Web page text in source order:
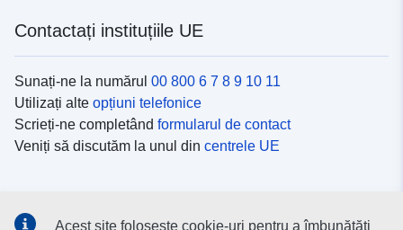
Contactați instituțiile UE
Sunați-ne la numărul 00 800 6 7 8 9 10 11
Utilizați alte opțiuni telefonice
Scrieți-ne completând formularul de contact
Veniți să discutăm la unul din centrele UE
Acest site folosește cookie-uri pentru a îmbunătăți